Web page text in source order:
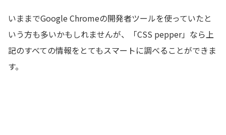
いままでGoogle Chromeの開発者ツールを使っていたと
いう方も多いかもしれませんが、「CSS pepper」なら上
記のすべての情報をとてもスマートに調べることができま
す。